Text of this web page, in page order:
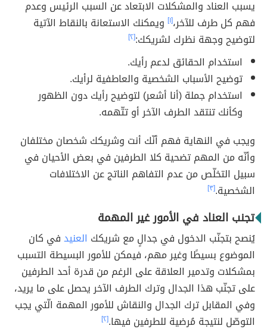
يسبب العناد والمشكلات الابتعاد عن السبب الرئيس وعدم
فهم كل طرف للآخر،[١] ويمكنك الاستعانة بالنقاط الآتية
لتوضيح وجهة نظرك لشريكك:[٢]
استخدام الحقائق لدعم رأيك.
توضيح الأسباب الشخصية والعاطفية لرأيك.
استخدام جملة (أنا أشعر) لتوضيح رأيك دون الظهور
وكأنك تنتقد الطرف الآخر أو تتّهمه.
ويجب في النهاية فهم أنّك أنت وشريكك شخصان مختلفان
وأنّه من المهم تضحية كلا الطرفين في بعض الأحيان في
سبيل التخلّص من عدم التفاهم الناتج عن الاختلافات
الشخصية.[٣]
تجنب العناد في الأمور غير المهمة
يُنصح بتجنّب الدخول في جدالٍ مع شريكك العنيدفي كان
الموضوع بسيطًا وغير مهم، فيمكن للأمور البسيطة التسبب
بمشكلات وتدمير العلاقة على الرغم من قدرة أحد الطرفين
على تجنّب هذا الجدال وترك الطرف الآخر يحصل على ما يريد،
وفي المقابل ترك الجدال والنقاش للأمور المهمة الّتي يجب
التوصّل لنتيجة مُرضية للطرفين فيها.[٢]